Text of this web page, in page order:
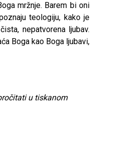
mržnje. Barem bi oni
teologiju, kako je
nepatvorena ljubav.
Boga kao Boga ljubavi,
u tiskanom